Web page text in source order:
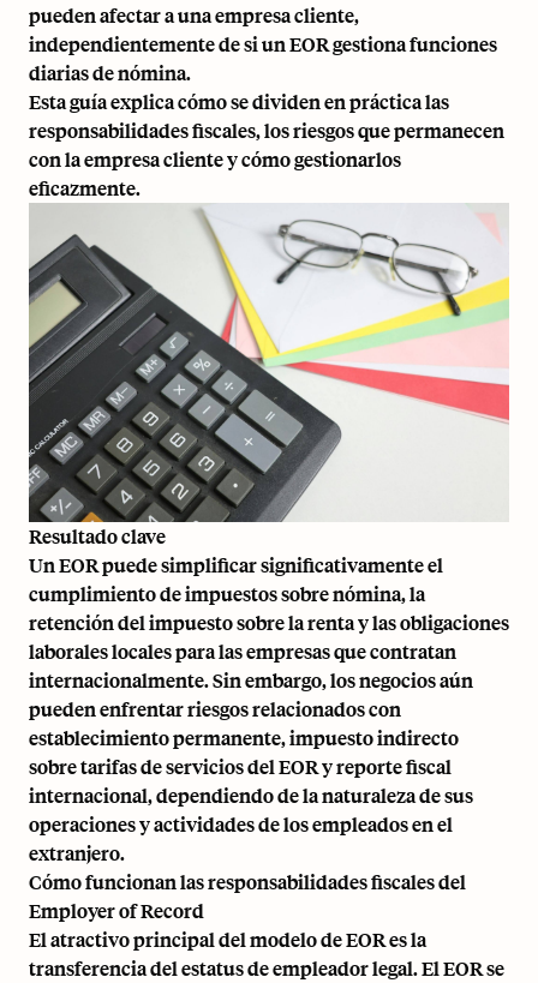
pueden afectar a una empresa cliente,
independientemente de si un EOR gestiona funciones
diarias de nómina.
Esta guía explica cómo se dividen en práctica las
responsabilidades fiscales, los riesgos que permanecen
con la empresa cliente y cómo gestionarlos
eficazmente.
Resultado clave
Un EOR puede simplificar significativamente el
cumplimiento de impuestos sobre nómina, la
retención del impuesto sobre la renta y las obligaciones
laborales locales para las empresas que contratan
internacionalmente. Sin embargo, los negocios aún
pueden enfrentar riesgos relacionados con
establecimiento permanente, impuesto indirecto
sobre tarifas de servicios del EOR y reporte fiscal
internacional, dependiendo de la naturaleza de sus
operaciones y actividades de los empleados en el
extranjero.
Cómo funcionan las responsabilidades fiscales del
Employer of Record
El atractivo principal del modelo de EOR es la
transferencia del estatus de empleador legal. El EOR se